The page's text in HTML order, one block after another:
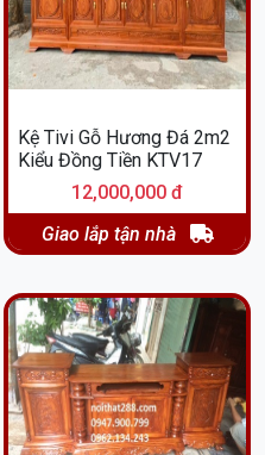
Kệ Tivi Gỗ Hương Đá 2m2
Kiểu Đồng Tiền KTV17
12,000,000 đ
Giao lắp tận nhà